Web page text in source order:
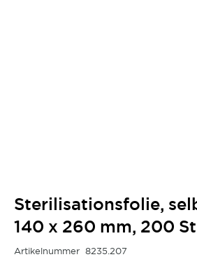
Sterilisationsfolie,
140 x 260 mm, 200
Artikelnummer 8235.207